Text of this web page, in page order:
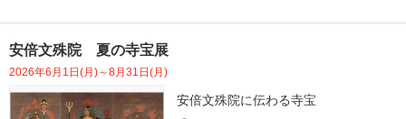
安倍文殊院 夏の寺宝展
2026年6月1日(月)～8月31日(月)
安倍文殊院に伝わる寺宝